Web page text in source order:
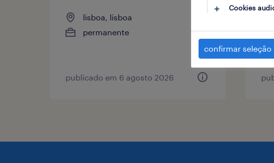
lisboa, lisboa
permanente
publicado em 6 agosto 2026
Cookies
confirmar seleção